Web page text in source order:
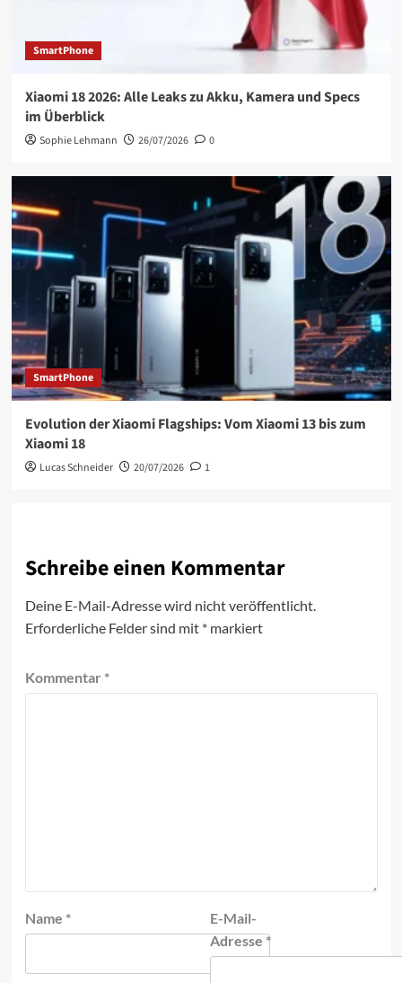
SmartPhone
Xiaomi 18 2026: Alle Leaks zu Akku, Kamera und Specs
im Überblick
Sophie Lehmann 26/07/2026 0
SmartPhone
Evolution der Xiaomi Flagships: Vom Xiaomi 13 bis zum
Xiaomi 18
Lucas Schneider 20/07/2026 1
Schreibe einen Kommentar
Deine E-Mail-Adresse wird nicht veröffentlicht.
Erforderliche Felder sind mit *markiert
Kommentar *
Name *
E-Mail-
Adresse*